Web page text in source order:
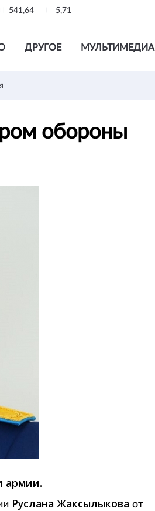
541,64 5,71
ДРУГОЕ МУЛЬТИМЕДИА
обороны
армии.
Руслана Жаксылыкова от